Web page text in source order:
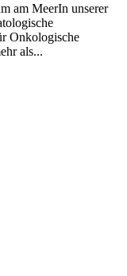
am MeerIn unserer
Onkologische
als...